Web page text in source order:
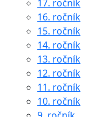
17. ročník
16. ročník
15. ročník
14. ročník
13. ročník
12. ročník
11. ročník
10. ročník